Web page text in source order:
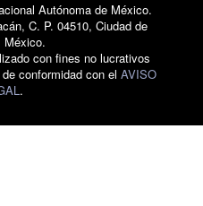
Autónoma de México.
C. P. 04510, Ciudad de
México.
con fines no lucrativos
conformidad con el AVISO
.